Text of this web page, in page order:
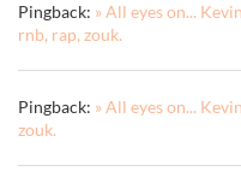
Pingback: » All eyes on...
rnb, rap, zouk.
Pingback: » All eyes on...
zouk.